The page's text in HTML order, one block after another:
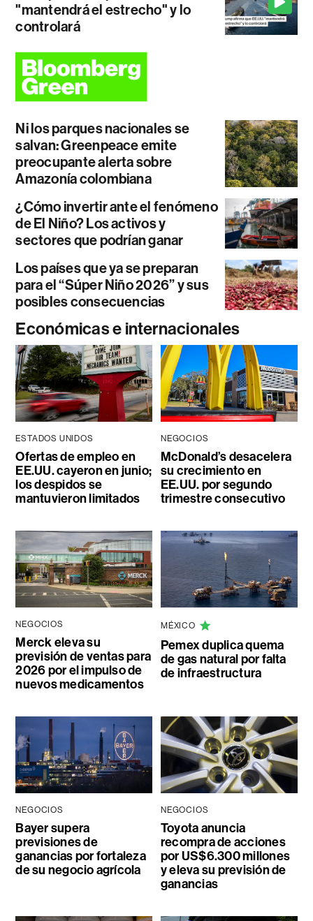
"mantendrá el estrecho" y lo
controlará
Ni los parques nacionales se
salvan: Greenpeace emite
preocupante alerta sobre
Amazonía colombiana
¿Cómo invertir ante el fenómeno
de El Niño? Los activos y
sectores que podrían ganar
Los países que ya se preparan
para el “Súper Niño 2026” y sus
posibles consecuencias
Económicas e internacionales
ESTADOS UNIDOS
Ofertas de empleo en
EE.UU. cayeron en junio;
los despidos se
mantuvieron limitados
NEGOCIOS
McDonald’s desacelera
su crecimiento en
EE.UU. por segundo
trimestre consecutivo
NEGOCIOS
Merck eleva su
previsión de ventas para
2026 por el impulso de
nuevos medicamentos
MÉXICO
Pemex duplica quema
de gas natural por falta
de infraestructura
NEGOCIOS
Bayer supera
previsiones de
ganancias por fortaleza
de su negocio agrícola
NEGOCIOS
Toyota anuncia
recompra de acciones
por US$6.300 millones
y eleva su previsión de
ganancias